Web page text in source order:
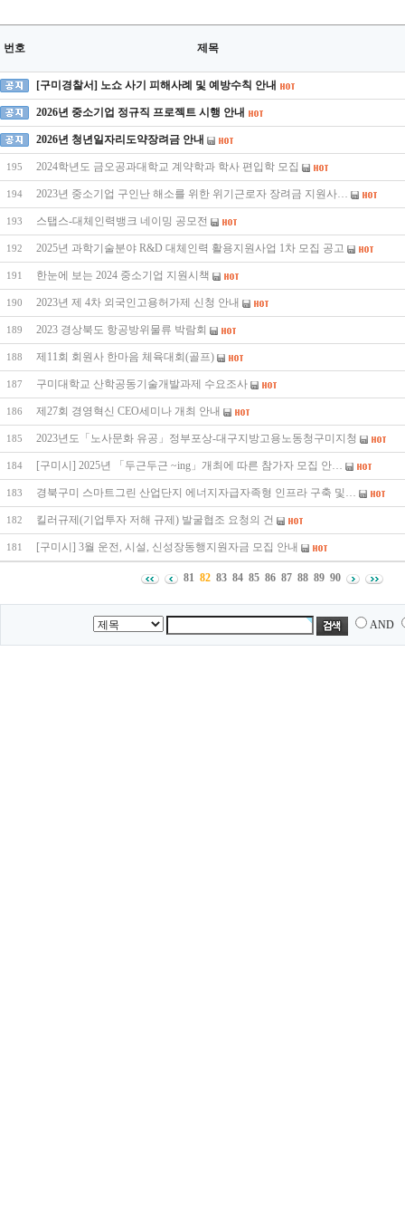
번호 제목
[구미경찰서] 노쇼 사기 피해사례 및 예방수칙 안내
2026년 중소기업 정규직 프로젝트 시행 안내
2026년 청년일자리도약장려금 안내
195 2024학년도 금오공과대학교 계약학과 학사 편입학 모집
194 2023년 중소기업 구인난 해소를 위한 위기근로자 장려금 지원사…
193 스탭스-대체인력뱅크 네이밍 공모전
192 2025년 과학기술분야 R&D 대체인력 활용지원사업 1차 모집 공고
191 한눈에 보는 2024 중소기업 지원시책
190 2023년 제 4차 외국인고용허가제 신청 안내
189 2023 경상북도 항공방위물류 박람회
188 제11회 회원사 한마음 체육대회(골프)
187 구미대학교 산학공동기술개발과제 수요조사
186 제27회 경영혁신 CEO세미나 개최 안내
185 2023년도「노사문화 유공」정부포상-대구지방고용노동청구미지청
184 [구미시] 2025년 「두근두근 ~ing」개최에 따른 참가자 모집 안…
183 경북구미 스마트그린 산업단지 에너지자급자족형 인프라 구축 및…
182 킬러규제(기업투자 저해 규제) 발굴협조 요청의 건
181 [구미시] 3월 운전, 시설, 신성장동행지원자금 모집 안내
81 82 83 84 85 86 87 88 89 90
AND